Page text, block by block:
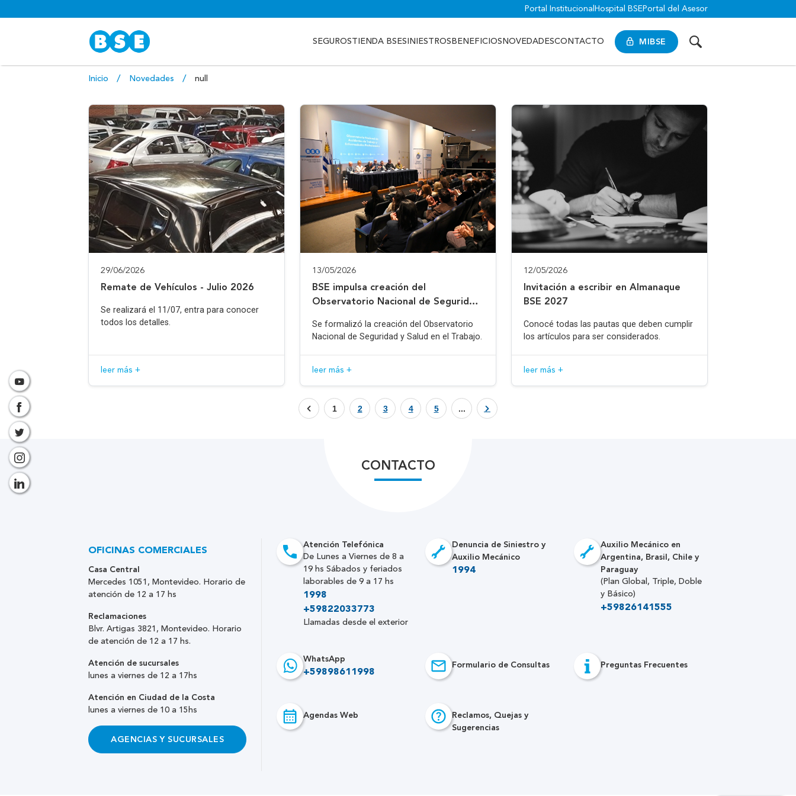
Portal Institucional Hospital BSE Portal del Asesor
MIBSE
SEGUROSTIENDA BSESINIESTROS BENEFICIOS NOVEDADESCONTACTO
Inicio Novedades null
29/06/2026
Remate de Vehículos - Julio 2026
Se realizará el 11/07, entra para conocer
todos los detalles.
leer más +
13/05/2026
BSE impulsa creación del
Observatorio Nacional de Seguridad
Se formalizó la creación del Observatorio
Nacional de Seguridad y Salud en el Trabajo.
leer más +
12/05/2026
Invitación a escribir en Almanaque
BSE 2027
Conocé todas las pautas que deben cumplir
los artículos para ser considerados.
leer más +
1 2 3 4 5 ...
CONTACTO
Atención Telefónica
De Lunes a Viernes de 8 a
19 hs Sábados y feriados
laborables de 9 a 17 hs
1998
+59822033773
Llamadas desde el exterior
Denuncia de Siniestro y
Auxilio Mecánico
1994
Auxilio Mecánico en
Argentina, Brasil, Chile y
Paraguay
(Plan Global, Triple, Doble
y Básico)
+59826141555
WhatsApp
+59898611998
Formulario de Consultas Preguntas Frecuentes
Agendas Web
Reclamos, Quejas y
Sugerencias
OFICINAS COMERCIALES
Casa Central
Mercedes 1051, Montevideo. Horario de
atención de 12 a 17 hs
Reclamaciones
Blvr. Artigas 3821, Montevideo. Horario
de atención de 12 a 17 hs.
Atención de sucursales
lunes a viernes de 12 a 17hs
Atención en Ciudad de la Costa
lunes a viernes de 10 a 15hs
AGENCIAS Y SUCURSALES